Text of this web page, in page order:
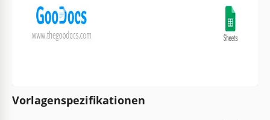
Vorlagenspezifikationen